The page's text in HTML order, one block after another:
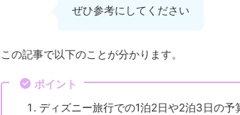
ぜひ参考にしてください
この記事で以下のことが分かります。
ポイント
ディズニー旅行での1泊2日や2泊3日の予